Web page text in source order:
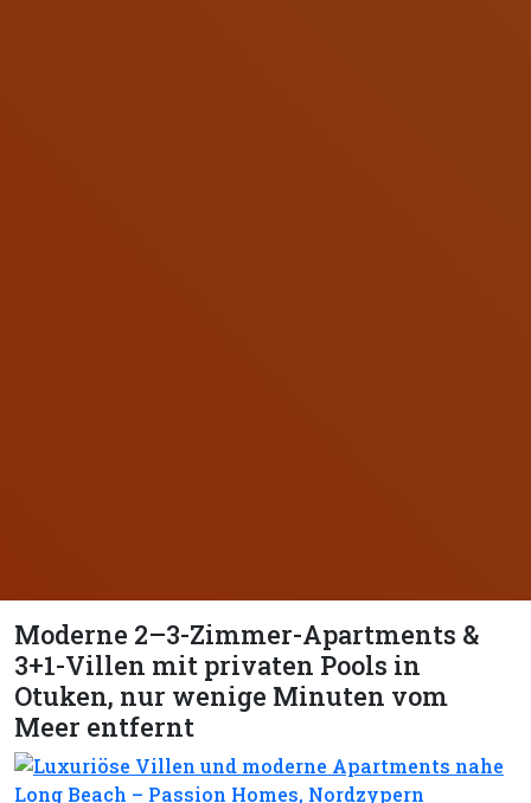
Moderne 2–3-Zimmer-Apartments &
3+1-Villen mit privaten Pools in
Otuken, nur wenige Minuten vom
Meer entfernt